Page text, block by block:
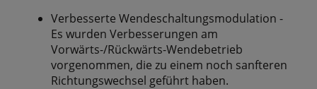
Verbesserte Wendeschaltungsmodulation -
Es wurden Verbesserungen am
Vorwärts-/Rückwärts-Wendebetrieb
vorgenommen, die zu einem noch sanfteren
Richtungswechsel geführt haben.